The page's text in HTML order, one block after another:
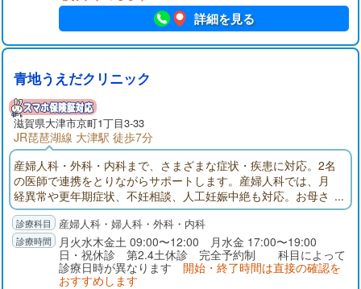
詳細を見る
青地うえだクリニック
滋賀県大津市京町1丁目3-33
JR琵琶湖線 大津駅 徒歩7分
産婦人科・外科・内科まで、さまざまな症状・疾患に対応。2名
の医師で連携をとりながらサポートします。産婦人科では、月
経異常や更年期症状、不妊相談、人工妊娠中絶も対応。お母さ
まのサポートを幅広く行っております。内科では生活習慣病に
対し、内服治療や予防、健康増進の観点から、患者さまに寄り
添った治療をご提案します。
産婦人科・婦人科・外科・内科
月火水木金土 09:00〜12:00 月水金 17:00〜19:00
日・祝休診 第2.4土休診 完全予約制 科目によって
診療日時が異なります 開始・終了時間は直接の確認を
おすすめします